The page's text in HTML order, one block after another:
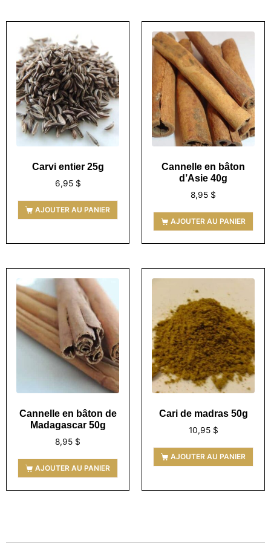
Carvi entier 25g
6,95 $
AJOUTER AU PANIER
Cannelle en bâton
d’Asie 40g
8,95 $
AJOUTER AU PANIER
Cannelle en bâton de
Madagascar 50g
8,95 $
AJOUTER AU PANIER
Cari de madras 50g
10,95 $
AJOUTER AU PANIER